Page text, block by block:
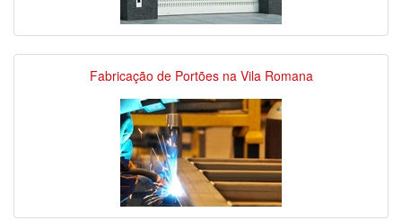
Fabricação de Portões na Vila Romana